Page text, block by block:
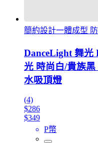
簡約設計一體成型
DanceLight 舞光
光 時尚白/貴族
水吸頂燈
(4)
$286
$349
P幣